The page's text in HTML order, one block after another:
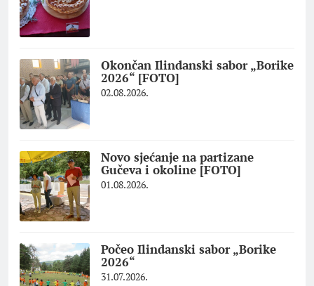
Okončan Ilindanski sabor „Borike
2026“ [FOTO]
02.08.2026.
Novo sjećanje na partizane
Gučeva i okoline [FOTO]
01.08.2026.
Počeo Ilindanski sabor „Borike
2026“
31.07.2026.